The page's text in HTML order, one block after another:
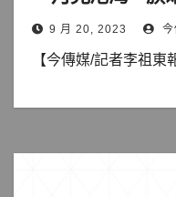
9 月 20, 2023
【今傳媒/記者李祖東